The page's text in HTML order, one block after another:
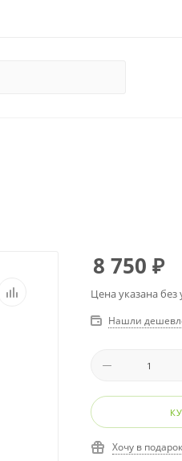
8 750 ₽
Цена указана
Нашли
Хочу в подарок